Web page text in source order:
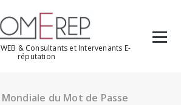
& Consultants et Intervenants E-
réputation
du Mot de Passe